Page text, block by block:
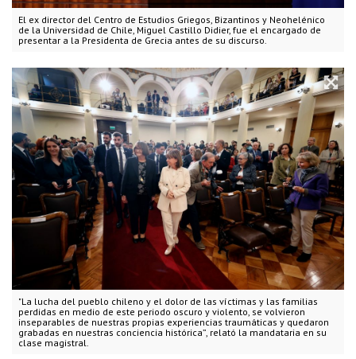
El ex director del Centro de Estudios Griegos, Bizantinos y Neohelénico
de la Universidad de Chile, Miguel Castillo Didier, fue el encargado de
presentar a la Presidenta de Grecia antes de su discurso.
"La lucha del pueblo chileno y el dolor de las víctimas y las familias
perdidas en medio de este periodo oscuro y violento, se volvieron
inseparables de nuestras propias experiencias traumáticas y quedaron
grabadas en nuestras conciencia histórica”, relató la mandataria en su
clase magistral.